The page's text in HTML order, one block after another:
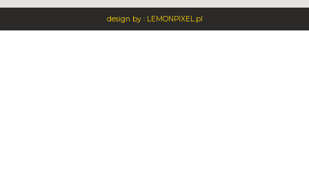
design by : LEMONPIXEL.pl